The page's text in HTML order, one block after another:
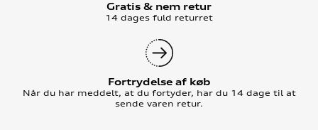
Gratis & nem retur
14 dages fuld returret
Fortrydelse af køb
Når du har meddelt, at du fortyder, har du 14 dage til at
sende varen retur.